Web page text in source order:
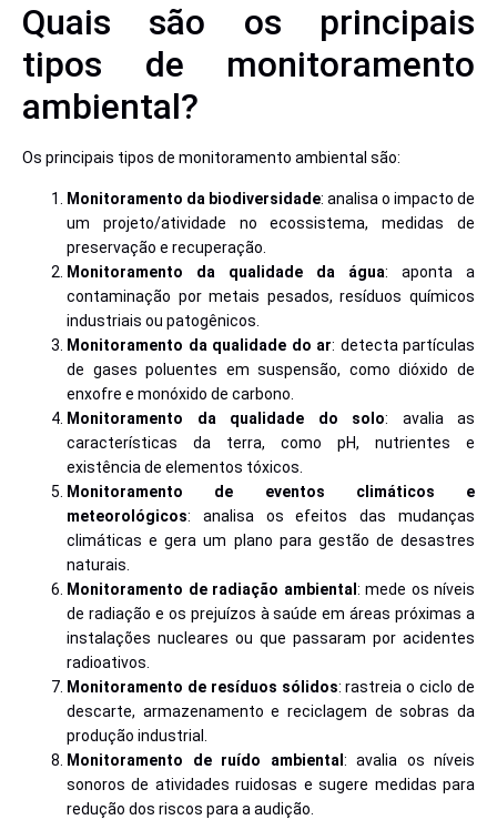
Quais são os principais
tipos de monitoramento
ambiental?
Os principais tipos de monitoramento ambiental são:
Monitoramento da biodiversidade: analisa o impacto de
um projeto/atividade no ecossistema, medidas de
preservação e recuperação.
Monitoramento da qualidade da água: aponta a
contaminação por metais pesados, resíduos químicos
industriais ou patogênicos.
Monitoramento da qualidade do ar: detecta partículas
de gases poluentes em suspensão, como dióxido de
enxofre e monóxido de carbono.
Monitoramento da qualidade do solo: avalia as
características da terra, como pH, nutrientes e
existência de elementos tóxicos.
Monitoramento de eventos climáticos e
meteorológicos: analisa os efeitos das mudanças
climáticas e gera um plano para gestão de desastres
naturais.
Monitoramento de radiação ambiental : mede os níveis
de radiação e os prejuízos à saúde em áreas próximas a
instalações nucleares ou que passaram por acidentes
radioativos.
Monitoramento de resíduos sólidos: rastreia o ciclo de
descarte, armazenamento e reciclagem de sobras da
produção industrial.
Monitoramento de ruído ambiental : avalia os níveis
sonoros de atividades ruidosas e sugere medidas para
redução dos riscos para a audição.